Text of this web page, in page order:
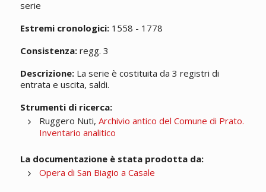
serie
Estremi cronologici:1558 - 1778
Consistenza:regg. 3
Descrizione:La serie è costituita da 3 registri di
entrata e uscita, saldi.
Strumenti di ricerca:
Ruggero Nuti, Archivio antico del Comune di Prato.
Inventario analitico
La documentazione è stata prodotta da:
Opera di San Biagio a Casale